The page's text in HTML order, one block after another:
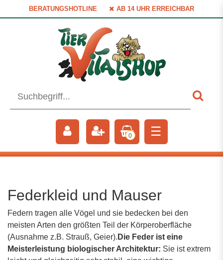
BERATUNGSHOTLINE AB 14 UHR ERREICHBAR
0 ☰
Federkleid und Mauser
Federn tragen alle Vögel und sie bedecken bei den
meisten Arten den größten Teil der Körperoberfläche
(Ausnahme z.B. Strauß, Geier). Die Feder ist eine
Meisterleistung biologischer Architektur: Sie ist extrem